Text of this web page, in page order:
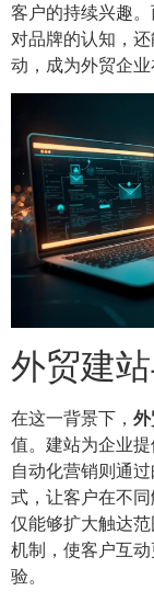
客户的持续兴趣
对品牌的认知，
动，成为外贸企业
外贸建
在这一背景下，
值。建站为企业
自动化营销则通
式，让客户在不
仅能够扩大触达
机制，使客户互
验。